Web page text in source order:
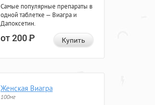
Самые популярные препараты в
одной таблетке — Виагра и
Дапоксетин.
от 200Р Купить
Женская Виагра
100мг